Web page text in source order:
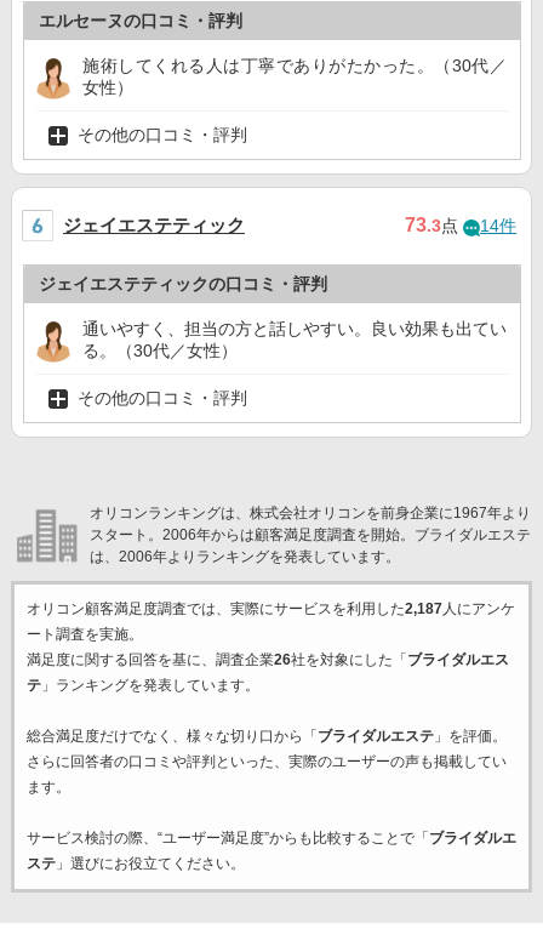
エルセーヌの口コミ・評判
施術してくれる人は丁寧でありがたかった。（30代／
女性）
その他の口コミ・評判
ジェイエステティック 73.3点 14件
ジェイエステティックの口コミ・評判
通いやすく、担当の方と話しやすい。良い効果も出てい
る。（30代／女性）
その他の口コミ・評判
オリコンランキングは、株式会社オリコンを前身企業に1967年より
スタート。2006年からは顧客満足度調査を開始。ブライダルエステ
は、2006年よりランキングを発表しています。
オリコン顧客満足度調査では、実際にサービスを利用した2,187人にアンケ
ート調査を実施。
満足度に関する回答を基に、調査企業26社を対象にした「 ブライダルエス
テ」ランキングを発表しています。
総合満足度だけでなく、様々な切り口から「 ブライダルエステ」を評価。
さらに回答者の口コミや評判といった、実際のユーザーの声も掲載してい
ます。
サービス検討の際、“ユーザー満足度”からも比較することで「 ブライダルエ
ステ」選びにお役立てください。